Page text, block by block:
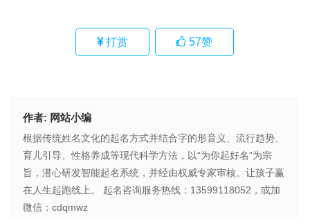
打赏 57赞
作者: 网站小编
根据传统姓名文化的起名方式并结合字的形音义、流行趋势、
育儿引导、性格养成等现代科学方法，以“为你起好名”为宗
旨，潜心研发智能起名系统，并经由权威专家审核。让孩子赢
在人生起跑线上。 起名咨询服务热线：13599118052，或加
微信：cdqmwz